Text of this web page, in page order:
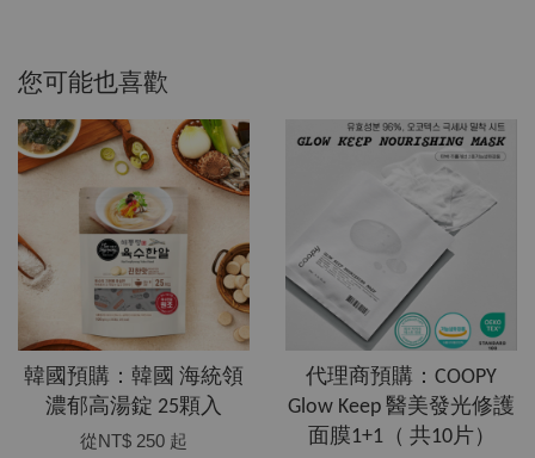
您可能也喜歡
韓國預購：韓國 海統領
濃郁高湯錠 25顆入
從NT$ 250 起
代理商預購：COOPY
Glow Keep 醫美發光修護
面膜1+1（ 共10片）